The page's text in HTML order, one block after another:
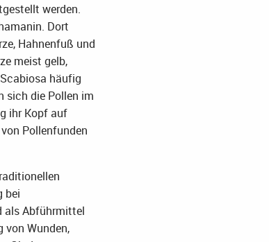
werden.
Dort
Hahnenfuß und
meist gelb,
häufig
sich die Pollen im
ihr Kopf auf
Pollenfunden
bei
als Abführmittel
von Wunden,